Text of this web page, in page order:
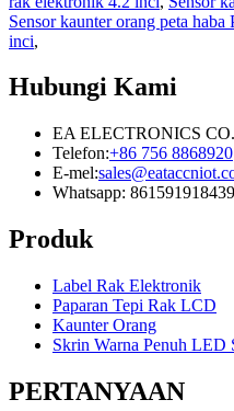
Sensor kaunter orang peta haba
inci,
Hubungi Kami
EA ELECTRONICS
Telefon:+86 756 8868920
E-mel:
Whatsapp:
Produk
Label Rak Elektronik
Paparan Tepi Rak LCD
Kaunter Orang
Skrin Warna Penuh LED
PERTANYAAN